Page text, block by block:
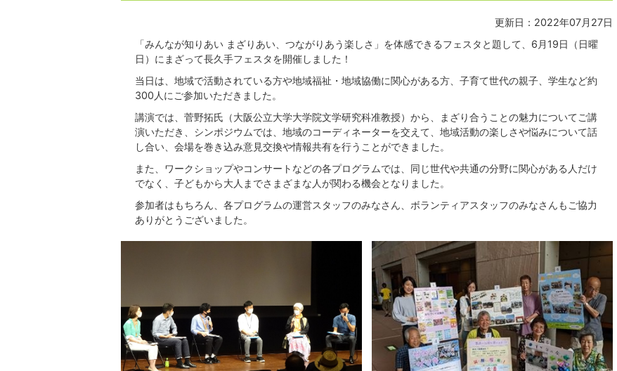
更新日：2022年07月27日
「みんなが知りあい まざりあい、つながりあう楽しさ」を体感できるフェスタと題して、6月19日（日曜
日）にまざって長久手フェスタを開催しました！
当日は、地域で活動されている方や地域福祉・地域協働に関心がある方、子育て世代の親子、学生など約
300人にご参加いただきました。
講演では、菅野拓氏（大阪公立大学大学院文学研究科准教授）から、まざり合うことの魅力についてご講
演いただき、シンポジウムでは、地域のコーディネーターを交えて、地域活動の楽しさや悩みについて話
し合い、会場を巻き込み意見交換や情報共有を行うことができました。
また、ワークショップやコンサートなどの各プログラムでは、同じ世代や共通の分野に関心がある人だけ
でなく、子どもから大人までさまざまな人が関わる機会となりました。
参加者はもちろん、各プログラムの運営スタッフのみなさん、ボランティアスタッフのみなさんもご協力
ありがとうございました。